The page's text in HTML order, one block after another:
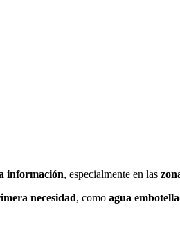
información, especialmente en las
necesidad, como agua